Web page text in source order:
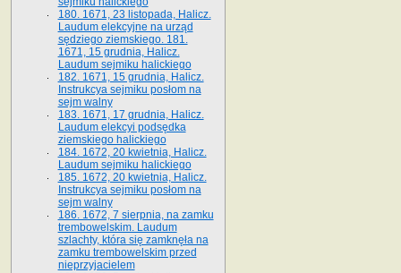
180. 1671, 23 listopada, Halicz.
Laudum elekcyjne na urząd
sędziego ziemskiego. 181.
1671, 15 grudnia, Halicz.
Laudum sejmiku halickiego
182. 1671, 15 grudnia, Halicz.
Instrukcya sejmiku posłom na
sejm walny
183. 1671, 17 grudnia, Halicz.
Laudum elekcyi podsędka
ziemskiego halickiego
184. 1672, 20 kwietnia, Halicz.
Laudum sejmiku halickiego
185. 1672, 20 kwietnia, Halicz.
Instrukcya sejmiku posłom na
sejm walny
186. 1672, 7 sierpnia, na zamku
trembowelskim. Laudum
szlachty, która się zamknęła na
zamku trembowelskim przed
nieprzyjacielem